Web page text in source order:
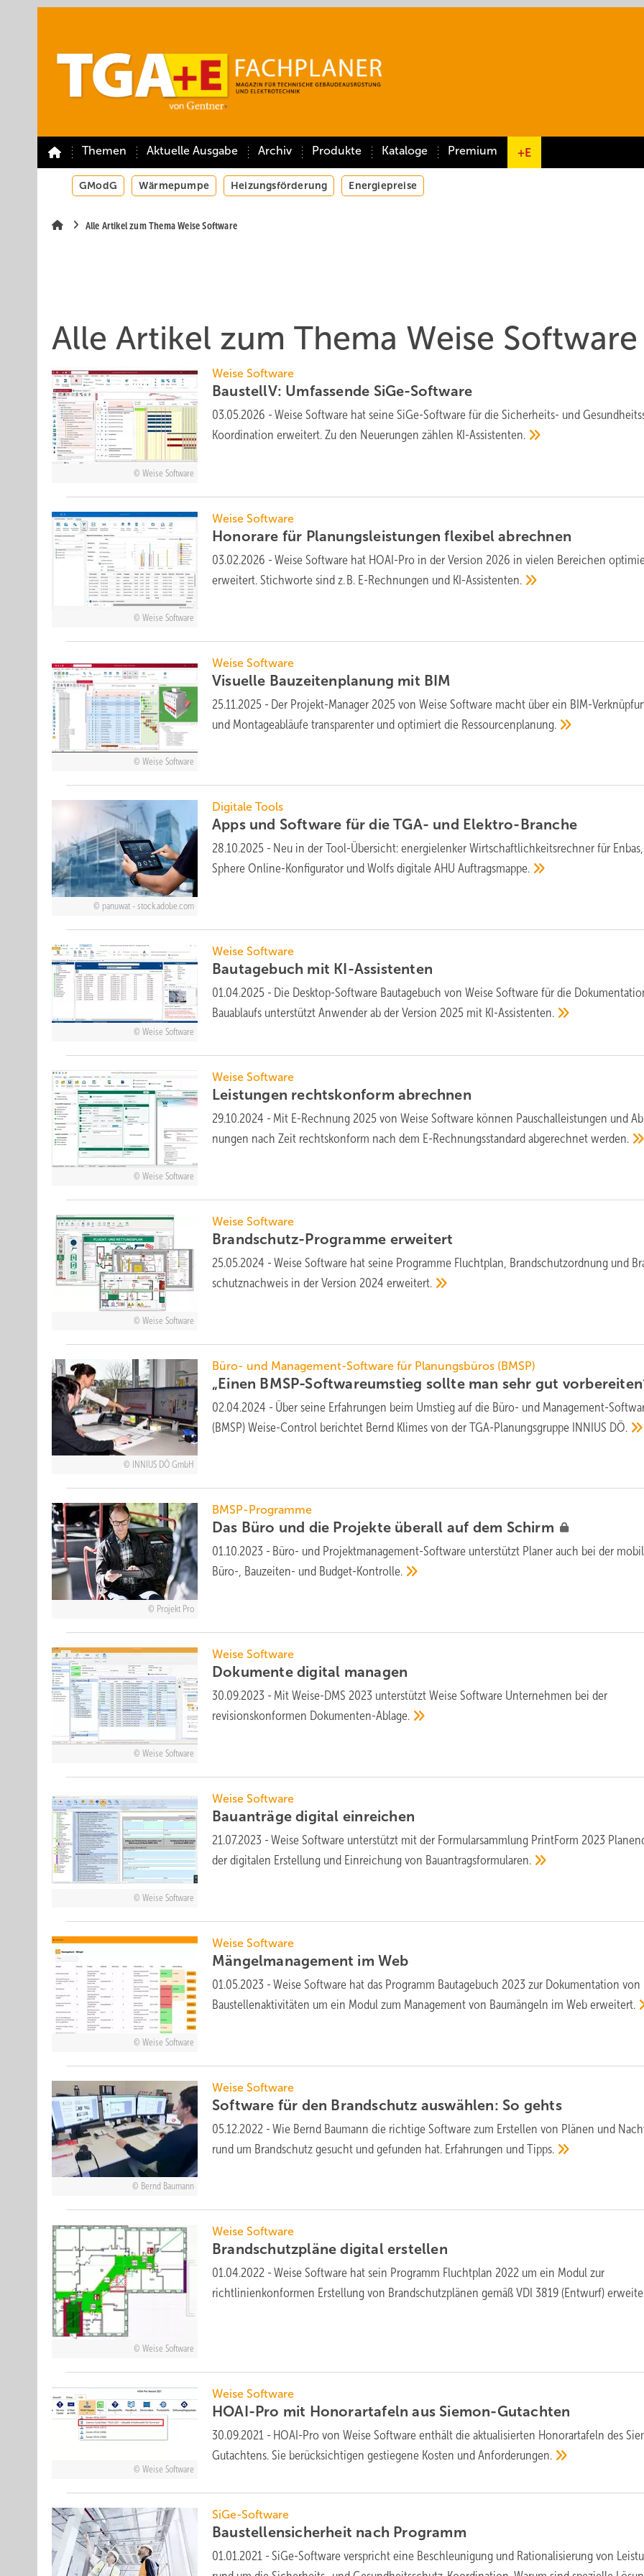
Themen Aktuelle Ausgabe Archiv Produkte Kataloge Premium +E
GModG Wärmepumpe Heizungsförderung Energiepreise
Alle Artikel zum Thema Weise Software
Alle Artikel zum Thema Weise Software
Weise Software
Weise Software
BaustellV: Umfassende SiGe-Software
03.05.2026 - Weise Software hat seine SiGe-Software für die Sicher­heits- und
Koordi­na­tion er­wei­tert. Zu den Neue­rungen zählen KI-Assistenten.
Weise Software
Weise Software
Honorare für Planungsleistungen flexibelabrechnen
03.02.2026 - Weise Soft­ware hat HOAI-Pro in der Version 2026 in vielen Be­rei­chen
er­weitert. Stich­worte sind z. B. E-Rech­nun­gen und KI-Assis­tenten.
Weise Software
Weise Software
Visuelle Bauzeitenplanung mit BIM
25.11.2025 - Der Projekt-Manager 2025 von Weise Software macht über ein BIM-
und Montage­abläufe trans­pa­ren­ter und opti­miert die Ressour­cen­planung.
panuwat - stock.adobe.com
Digitale Tools
Apps und Soft­ware für die TGA- und Elek­tro-Branche
28.10.2025 - Neu in der Tool-Übersicht: energielenker Wirt­schaft­lich­keits­rechner für
Sphere Online-Konfi­gu­rator und Wolfs digi­tale AHUAuftrags­mappe.
Weise Software
Weise Software
Bautagebuch mit KI-Assistenten
01.04.2025 - Die Desktop-Software Bautagebuch von Weise Software für die
Bau­ablaufs unter­stützt An­wen­der ab der Version 2025 mit KI-Assistenten.
Weise Software
Weise Software
Leistungen rechtskonformabrechnen
29.10.2024 - Mit E-Rechnung 2025 von Weise Software kön­nen Pau­schal­leis­tun­gen und
nungen nach Zeit rechts­kon­form nach dem E-Rech­nungs­stan­dard ab­ge­rech­netwer­den.
Weise Software
Weise Software
Brandschutz-Programme erweitert
25.05.2024 - Weise Software hat seine Pro­gram­me Fluchtplan, Brand­schutz­ordnung und
schutz­nach­weis in der Version 2024erweitert.
INNIUS DÖ GmbH
Büro- und Management-Software für Planungsbüros (BMSP)
„Einen BMSP-Softwareumstieg sollte man sehr gut
02.04.2024 - Über seine Erfahrungen beim Umstieg auf die Büro- und Management-
(BMSP) Weise-Control berichtet Bernd Klimes von der TGA-Planungsgruppe INNIUS DÖ.
Projekt Pro
BMSP-Programme
Das Büro und die Projekte überall auf dem Schirm
01.10.2023 - Büro- und Projektmanagement-Software unterstützt Planer auch bei der
Büro-, Bauzeiten- und Budget-Kontrolle.
Weise Software
Weise Software
Dokumente digital managen
30.09.2023 - Mit Weise-DMS 2023 unterstützt Weise Software Unternehmen bei der
revisionskonformen Dokumenten-Ablage.
Weise Software
Weise Software
Bauanträge digital einreichen
21.07.2023 - Weise Software unterstützt mit der Formularsammlung PrintForm 2023
der digitalen Erstellung und Einreichung von Bauantragsformularen.
Weise Software
Weise Software
Mängelmanagement imWeb
01.05.2023 - Weise Software hat das Programm Bautagebuch 2023 zur Dokumentation von
Baustellenaktivitäten um ein Modul zum Management von Baumängeln im Weberweitert.
Bernd Baumann
Weise Software
Software für den Brandschutz auswählen: So gehts
05.12.2022 - Wie Bernd Baumann die richtige Software zum Erstellen von Plänen und
rund um Brandschutz gesucht und gefunden hat. Erfahrungen undTipps.
Weise Software
Weise Software
Brandschutzpläne digitalerstellen
01.04.2022 - Weise Software hat sein Programm Fluchtplan 2022 um ein Modul zur
richtlinienkonformen Erstellung von Brandschutzplänen gemäß VDI 3819 (Entwurf)
Weise Software
Weise Software
HOAI-Pro mit Honorartafeln aus Siemon-Gutachten
30.09.2021 - HOAI-Pro von Weise Software enthält die aktualisierten Honorartafeln des
Gutachtens. Sie berücksichtigen gestiegene Kosten undAnforderungen.
SiGe-Software
Baustellensicherheit nach Programm
01.01.2021 - SiGe-Software verspricht eine Beschleunigung und Rationalisierung von